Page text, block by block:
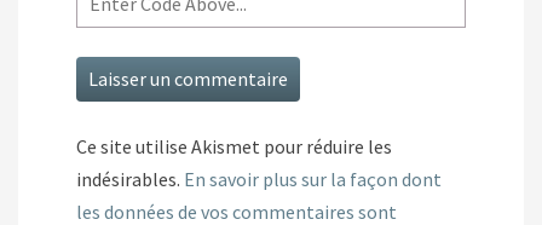
Ce site utilise Akismet pour réduire les
indésirables. En savoir plus sur la façon dont
les données de vos commentaires sont